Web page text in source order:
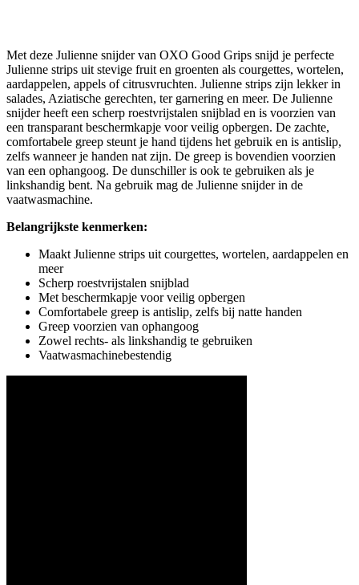
Met deze Julienne snijder van OXO Good Grips snijd je perfecte
Julienne strips uit stevige fruit en groenten als courgettes, wortelen,
aardappelen, appels of citrusvruchten. Julienne strips zijn lekker in
salades, Aziatische gerechten, ter garnering en meer. De Julienne
snijder heeft een scherp roestvrijstalen snijblad en is voorzien van
een transparant beschermkapje voor veilig opbergen. De zachte,
comfortabele greep steunt je hand tijdens het gebruik en is antislip,
zelfs wanneer je handen nat zijn. De greep is bovendien voorzien
van een ophangoog. De dunschiller is ook te gebruiken als je
linkshandig bent. Na gebruik mag de Julienne snijder in de
vaatwasmachine.
Belangrijkste kenmerken:
Maakt Julienne strips uit courgettes, wortelen, aardappelen en
meer
Scherp roestvrijstalen snijblad
Met beschermkapje voor veilig opbergen
Comfortabele greep is antislip, zelfs bij natte handen
Greep voorzien van ophangoog
Zowel rechts- als linkshandig te gebruiken
Vaatwasmachinebestendig